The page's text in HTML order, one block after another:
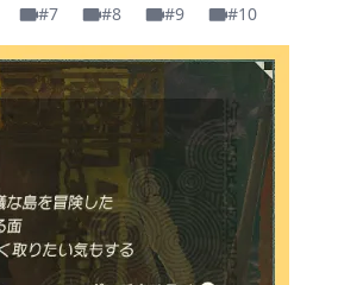
#7 #8 #9 #10